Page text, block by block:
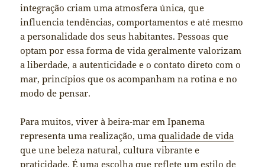
integração criam uma atmosfera única, que
influencia tendências, comportamentos e até mesmo
a personalidade dos seus habitantes. Pessoas que
optam por essa forma de vida geralmente valorizam
a liberdade, a autenticidade e o contato direto com o
mar, princípios que os acompanham na rotina e no
modo de pensar.
Para muitos, viver à beira-mar em Ipanema
representa uma realização, umaqualidade de vida
que une beleza natural, cultura vibrante e
praticidade. É uma escolha que reflete um estilo de